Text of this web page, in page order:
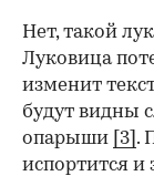
Нет, такой
Луковица
изменит
будут видны
опарыши
[3] .
испортится и